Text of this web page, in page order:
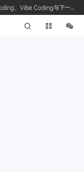
、Vibe Coding与下一代